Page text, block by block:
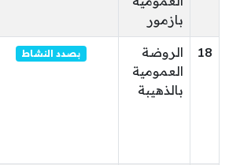
بازمور
18
الروضة
العمومية
بالذهيبة
بصدد النشاط